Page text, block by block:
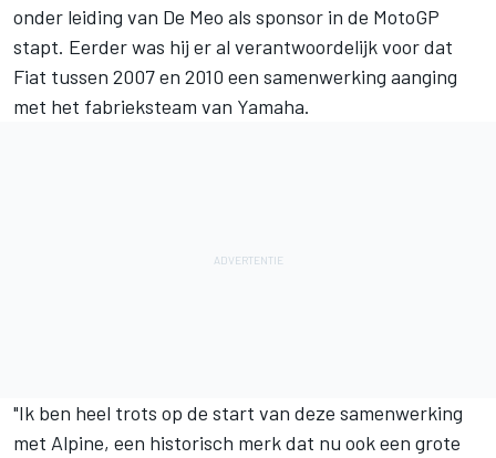
onder leiding van De Meo als sponsor in de MotoGP
stapt. Eerder was hij er al verantwoordelijk voor dat
Fiat tussen 2007 en 2010 een samenwerking aanging
met het fabrieksteam van Yamaha.
"Ik ben heel trots op de start van deze samenwerking
met Alpine, een historisch merk dat nu ook een grote